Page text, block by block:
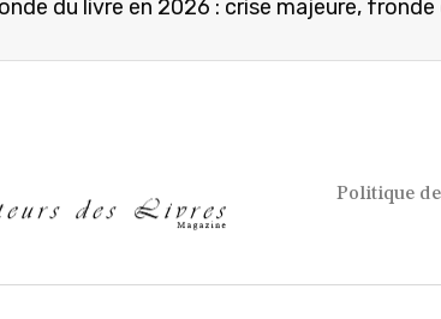
Politique